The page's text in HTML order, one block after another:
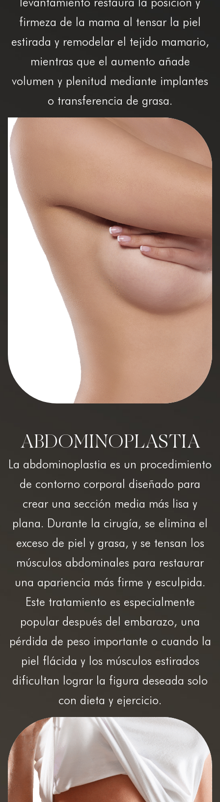
firmeza de la mama al tensar la piel
estirada y remodelar el tejido mamario,
mientras que el aumento añade
volumen y plenitud mediante implantes
o transferencia de grasa.
ABDOMINOPLASTIA
La abdominoplastia es un procedimiento
de contorno corporal diseñado para
crear una sección media más lisa y
plana. Durante la cirugía, se elimina el
exceso de piel y grasa, y se tensan los
músculos abdominales para restaurar
una apariencia más firme y esculpida.
Este tratamiento es especialmente
popular después del embarazo, una
pérdida de peso importante o cuando la
piel flácida y los músculos estirados
dificultan lograr la figura deseada solo
con dieta y ejercicio.